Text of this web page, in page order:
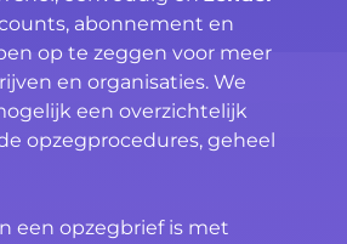
abonnement en
op te zeggen voor meer
en organisaties. We
een overzichtelijk
opzegprocedures, geheel
een opzegbrief is met